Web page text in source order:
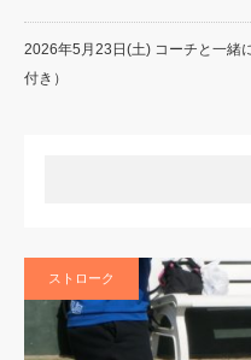
2026年5月23日(土) コーチと一緒
付き）
ストローク